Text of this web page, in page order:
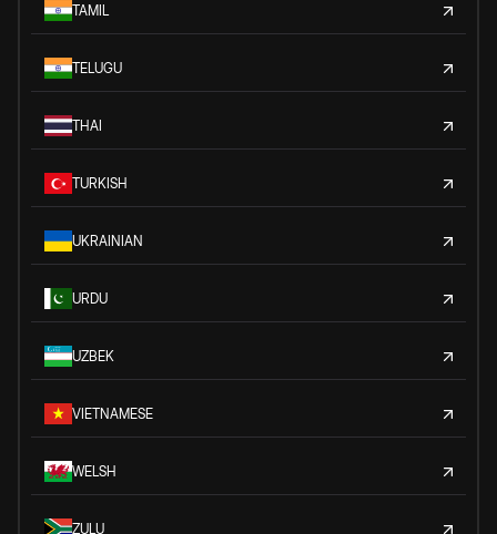
TAMIL
TELUGU
THAI
TURKISH
UKRAINIAN
URDU
UZBEK
VIETNAMESE
WELSH
ZULU